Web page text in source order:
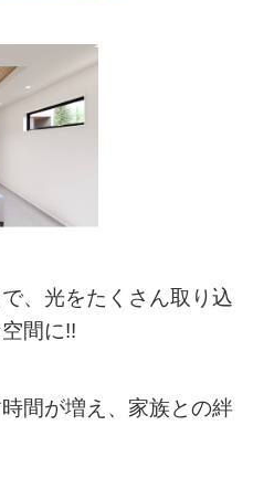
、光をたくさん取り込
間に!!
間が増え、家族との絆